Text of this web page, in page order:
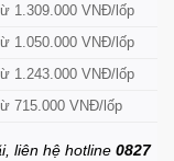
Từ 1.309.000 VNĐ/lốp
Từ 1.050.000 VNĐ/lốp
Từ 1.243.000 VNĐ/lốp
Từ 715.000 VNĐ/lốp
liên hệ hotline 0827